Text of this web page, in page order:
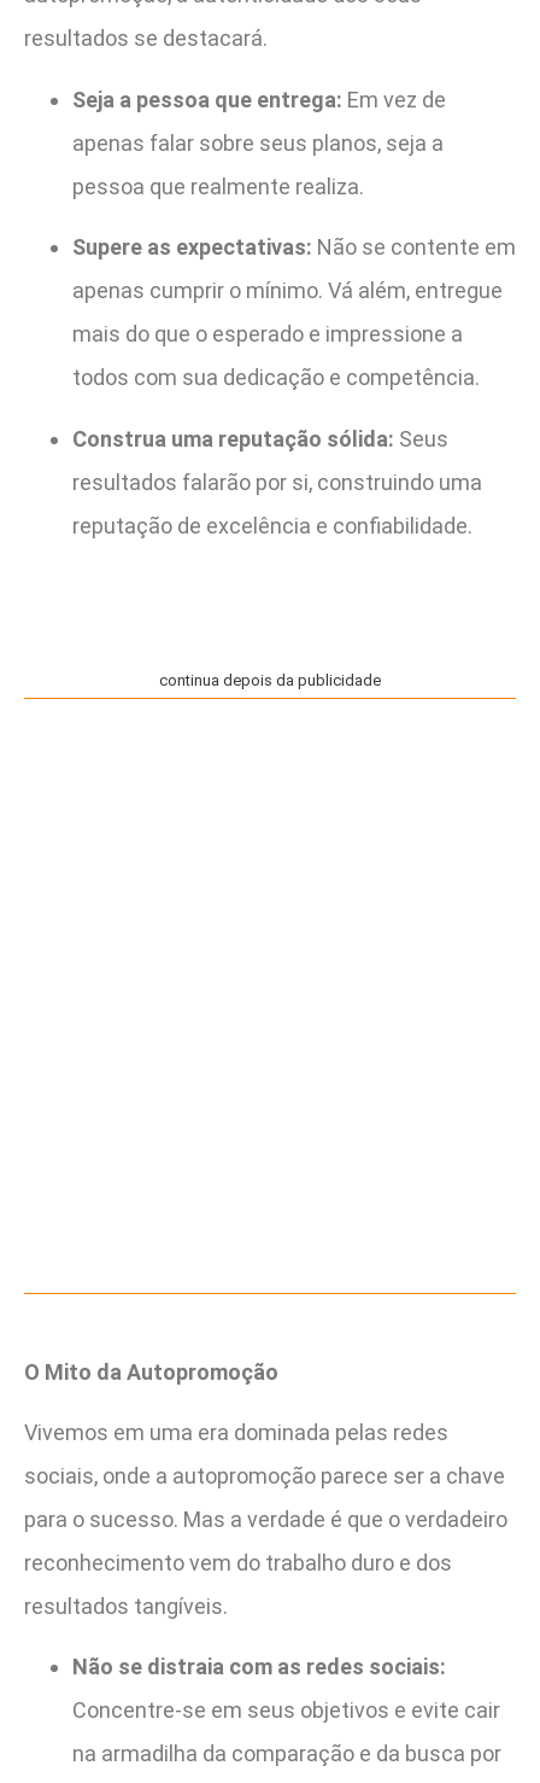
resultados se destacará.
Seja a pessoa que entrega: Em vez de
apenas falar sobre seus planos, seja a
pessoa que realmente realiza.
Supere as expectativas: Não se contente em
apenas cumprir o mínimo. Vá além, entregue
mais do que o esperado e impressione a
todos com sua dedicação e competência.
Construa uma reputação sólida: Seus
resultados falarão por si, construindo uma
reputação de excelência e confiabilidade.
continua depois da publicidade
O Mito da Autopromoção
Vivemos em uma era dominada pelas redes
sociais, onde a autopromoção parece ser a chave
para o sucesso. Mas a verdade é que o verdadeiro
reconhecimento vem do trabalho duro e dos
resultados tangíveis.
Não se distraia com as redes sociais:
Concentre-se em seus objetivos e evite cair
na armadilha da comparação e da busca por